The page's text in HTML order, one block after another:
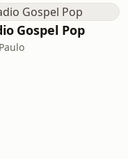
Gospel Pop